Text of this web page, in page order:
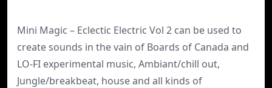
Mini Magic – Eclectic Electric Vol 2 can be used to
create sounds in the vain of Boards of Canada and
LO-FI experimental music, Ambiant/chill out,
Jungle/breakbeat, house and all kinds of